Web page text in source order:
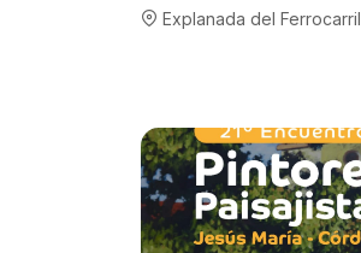
Explanada del Ferrocarril